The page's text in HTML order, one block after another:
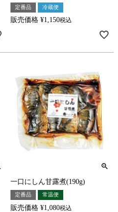
定番品 冷蔵便
販売価格 ¥1,150税込
一口にしん甘露煮(190g)
定番品 常温便
販売価格 ¥1,080税込